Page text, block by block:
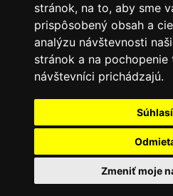
stránok, na to, aby sme
prispôsobený obsah a
analýzu návštevnosti
stránok a na
návštevníci prichádzajú.
Zmeniť moje